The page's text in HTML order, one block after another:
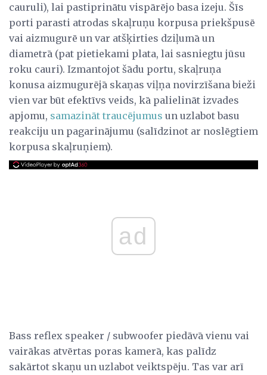
cauruli), lai pastiprinātu vispārējo basa izeju. Šīs
porti parasti atrodas skaļruņu korpusa priekšpusē
vai aizmugurē un var atšķirties dziļumā un
diametrā (pat pietiekami plata, lai sasniegtu jūsu
roku cauri). Izmantojot šādu portu, skaļruņa
konusa aizmugurējā skaņas viļņa novirzīšana bieži
vien var būt efektīvs veids, kā palielināt izvades
apjomu, samazināt traucējumus un uzlabot basu
reakciju un pagarinājumu (salīdzinot ar noslēgtiem
korpusa skaļruņiem).
ad
Bass reflex speaker / subwoofer piedāvā vienu vai
vairākas atvērtas poras kamerā, kas palīdz
sakārtot skaņu un uzlabot veiktspēju. Tas var arī